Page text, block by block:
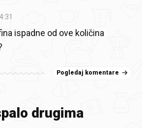
ispadne od ove količina
Pogledaj komentare
drugima